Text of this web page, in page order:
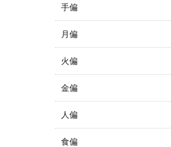
手偏
月偏
火偏
金偏
人偏
食偏